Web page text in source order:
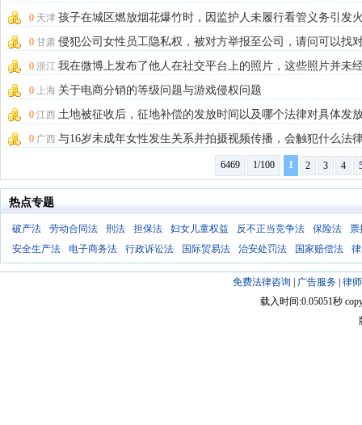
情况违法吗？
0 天津 孩子在城区燃放烟花爆竹时，因监护人未履行看管义务引发
灾，导致我的电动
0 甘肃 侵犯公司女性员工隐私权，被对方举报至公司，请问可以找
和解吗？
0 浙江 我在微博上发布了他人在社交平台上的照片，这些照片并未
丑化或损坏处理
0 上海 关于电商分销的等级问题与游戏侵权问题
0 江西 土地被征收后，征地补偿的发放时间以及哪个法律对具体发
间有明确规定。
0 广西 与16岁未成年女性发生关系并拍摄视频传播，会触犯什么法
6469 1/100 1 2 3 4
热点专题
破产法 劳动合同法 刑法 担保法 妇女儿童权益 反不正当竞争法 保险法
票
安全生产法
电子商务法 行政诉讼法 国际贸易法 治安处罚法 国家赔偿法
免费法律咨询 广告服务| 律
载入时间:0.05051秒